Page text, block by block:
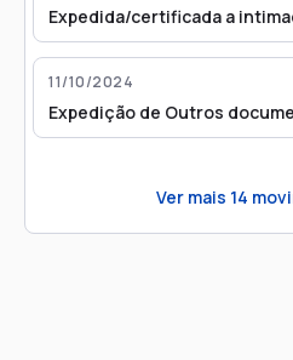
Expedida/certificada a
11/10/2024
Expedição de Outros
Ver mais 14